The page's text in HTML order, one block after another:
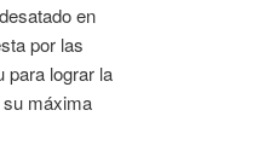
en
por las
para lograr la
su máxima